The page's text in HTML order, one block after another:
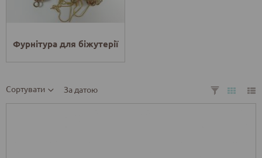
Фурнітура для біжутерії
Сортувати За датою